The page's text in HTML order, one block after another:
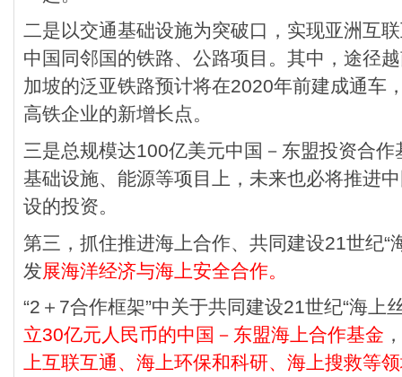
二是以交通基础设施为突破口，实现亚洲互
中国同邻国的铁路、公路项目。其中，途径
加坡的泛亚铁路预计将在2020年前建成通车
高铁企业的新增长点。
三是总规模达100亿美元中国－东盟投资合
基础设施、能源等项目上，未来也必将推进
设的投资。
第三，抓住推进海上合作、共同建设21世纪“
发展海洋经济与海上安全合作。
“2＋7合作框架”中关于共同建设21世纪“海上
立30亿元人民币的中国－东盟海上合作基金
上互联互通、海上环保和科研、海上搜救等